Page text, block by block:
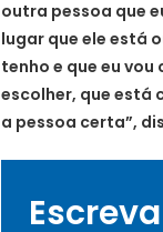
outra pessoa que
lugar que ele está
tenho e que eu
escolher, que está
a pessoa certa”,